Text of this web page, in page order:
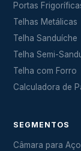
Portas
Telhas Metálicas
Telha Sanduíche
Telha Semi-
Telha com Forro
Calculadora de
SEGMENTOS
Câmara para